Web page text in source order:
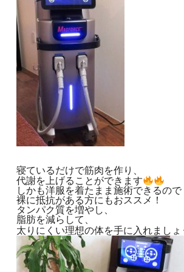
寝ているだけで筋肉を作り、
代謝を上げることができます
しかも洋服を着たまま施術できるので
裸に抵抗がある方にもおススメ！
タンパク質を増やし、
脂肪を減らして、
太りにくい理想の体を手に入れましょ